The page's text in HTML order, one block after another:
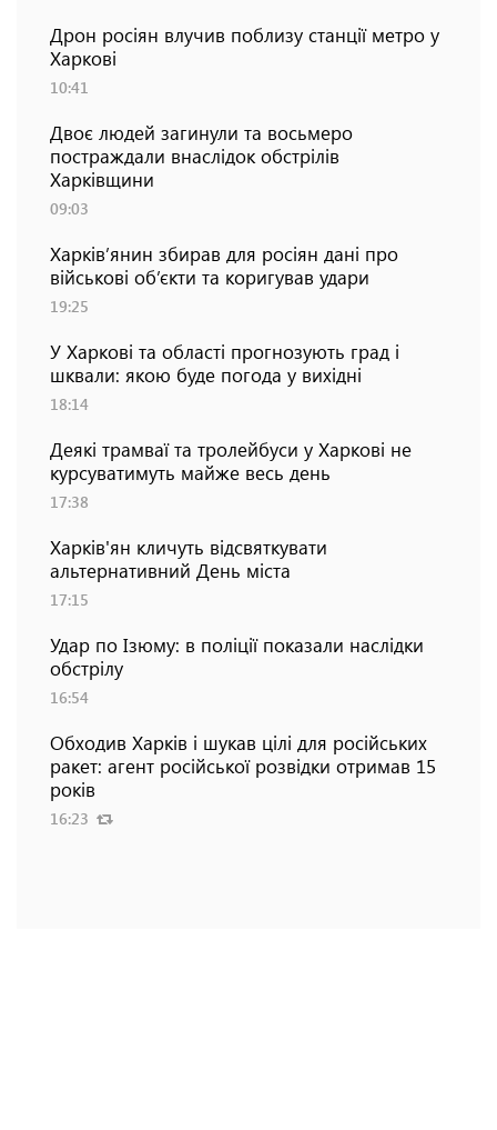
Дрон росіян влучив поблизу станції метро у
Харкові
10:41
Двоє людей загинули та восьмеро
постраждали внаслідок обстрілів
Харківщини
09:03
Харків’янин збирав для росіян дані про
військові об’єкти та коригував удари
19:25
У Харкові та області прогнозують град і
шквали: якою буде погода у вихідні
18:14
Деякі трамваї та тролейбуси у Харкові не
курсуватимуть майже весь день
17:38
Харків'ян кличуть відсвяткувати
альтернативний День міста
17:15
Удар по Ізюму: в поліції показали наслідки
обстрілу
16:54
Обходив Харків і шукав цілі для російських
ракет: агент російської розвідки отримав 15
років
16:23